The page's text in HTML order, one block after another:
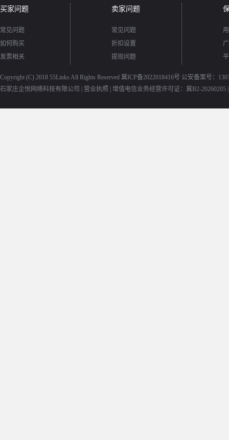
买家问题
常见问题
如何购买
发票相关
卖家问题
常见问题
折扣设置
提现问题
Copyright (C) 2018 55Links All Rights Reserved 冀ICP备2022018416号 公安备案号：
石家庄企悦网络科技有限公司 | 营业执照 增值电信业务经营许可证：冀B2-20260205